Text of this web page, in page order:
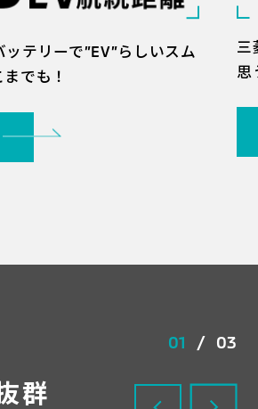
テリーで”EV”らしいスム
でも！
三
思
群
01 / 03